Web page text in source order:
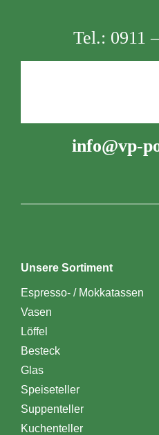
Tel.: 0911
info@vp-
Unsere Sortiment
Espresso- / Mokkatassen
Vasen
Löffel
Besteck
Glas
Speiseteller
Suppenteller
Kuchenteller